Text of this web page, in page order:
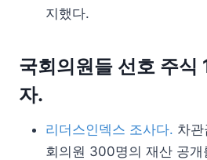
지했다.
국회의원들 선호 주식
자.
리더스인덱스 조사다. 차
회의원 300명의 재산 공개